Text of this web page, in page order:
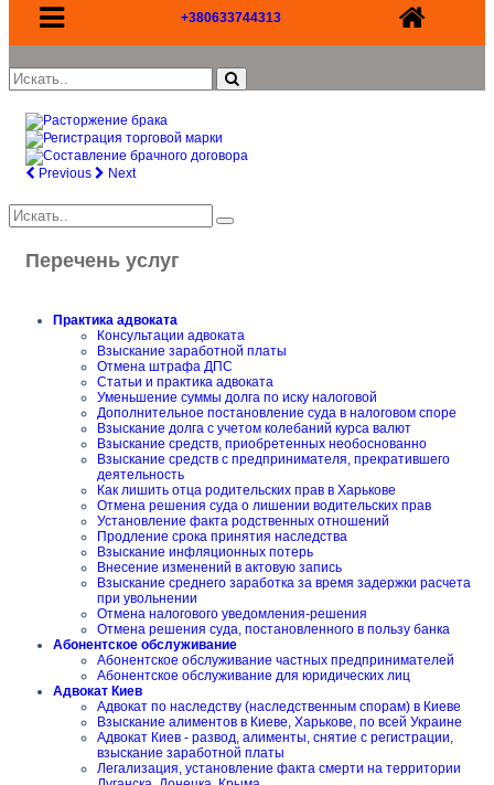
+380633744313
Previous Next
Перечень услуг
Практика адвоката
Консультации адвоката
Взыскание заработной платы
Отмена штрафа ДПС
Статьи и практика адвоката
Уменьшение суммы долга по иску налоговой
Дополнительное постановление суда в налоговом споре
Взыскание долга с учетом колебаний курса валют
Взыскание средств, приобретенных необоснованно
Взыскание средств с предпринимателя, прекратившего
деятельность
Как лишить отца родительских прав в Харькове
Отмена решения суда о лишении водительских прав
Установление факта родственных отношений
Продление срока принятия наследства
Взыскание инфляционных потерь
Внесение изменений в актовую запись
Взыскание среднего заработка за время задержки расчета
при увольнении
Отмена налогового уведомления-решения
Отмена решения суда, постановленного в пользу банка
Абонентское обслуживание
Абонентское обслуживание частных предпринимателей
Абонентское обслуживание для юридических лиц
Адвокат Киев
Адвокат по наследству (наследственным спорам) в Киеве
Взыскание алиментов в Киеве, Харькове, по всей Украине
Адвокат Киев - развод, алименты, снятие с регистрации,
взыскание заработной платы
Легализация, установление факта смерти на территории